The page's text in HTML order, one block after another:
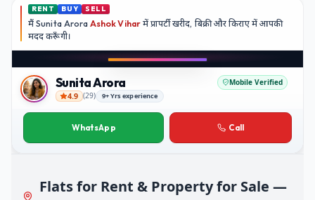
RENT BUY SELL
मैंSunita Arora Ashok Viharमें प्रापर्टी खरीद, बिक्री और किराए में आपकी
मददकरूँगी।
Sunita Arora
Sunita Arora Mobile Verified
4.9 (29) 9+ Yrs experience
WhatsApp Call
Flats for Rent & Property for Sale —